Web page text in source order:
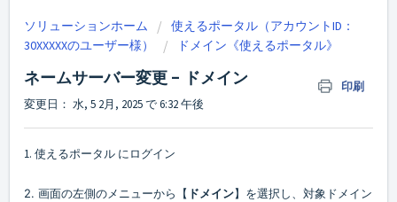
ソリューションホーム
使えるポータル（アカウントID：
30XXXXXのユーザー様）
ドメイン《使えるポータル》
ネームサーバー変更 - ドメイン 印刷
変更日： 水, 5 2月, 2025 で 6:32 午後
1. 使えるポータル にログイン
2. 画面の左側のメニューから【 ドメイン】を選択し、対象ドメイン